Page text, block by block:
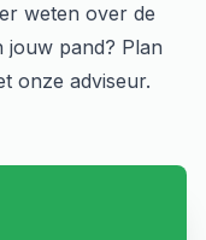
weten over de
jouw pand? Plan
onze adviseur.